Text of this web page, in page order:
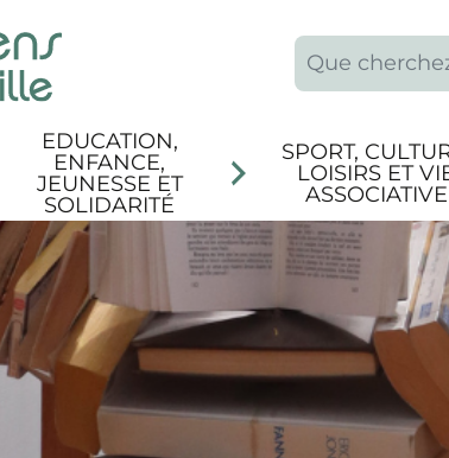
Que recherchez-
EDUCATION,
ENFANCE,
JEUNESSE ET
SOLIDARITÉ
SPORT,
LOISIRS ET
ASSOCIATIVE